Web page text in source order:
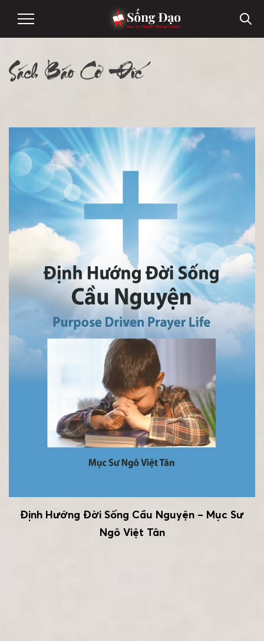
Sách Báo Cơ Đốc
Định Hướng Đời Sống Cầu Nguyện – Mục Sư
Ngô Việt Tân